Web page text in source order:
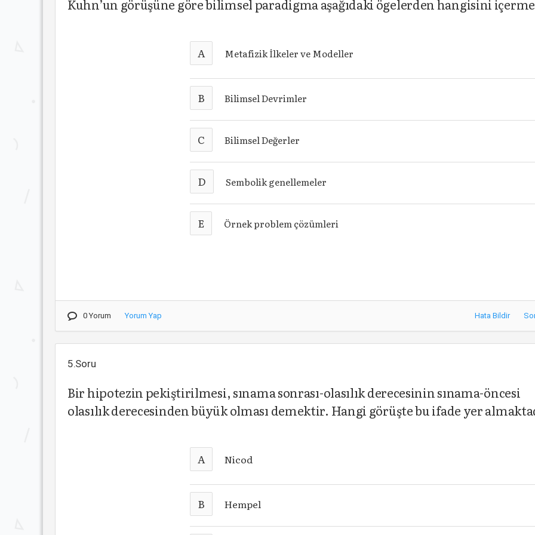
Kuhn’un görüşüne göre bilimsel paradigma aşağıdaki ögelerden hangisini
A Metafizik İlkeler ve Modeller
B Bilimsel Devrimler
C Bilimsel Değerler
D Sembolik genellemeler
E Örnek problem çözümleri
0 Yorum Yorum Yap Hata Bildir
5.Soru
Bir hipotezin pekiştirilmesi, sınama sonrası-olasılık derecesinin sınama-öncesi
olasılık derecesinden büyük olması demektir. Hangi görüşte bu ifade yer
A Nicod
B Hempel